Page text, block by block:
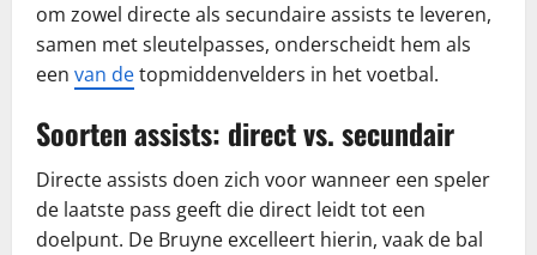
om zowel directe als secundaire assists te leveren,
samen met sleutelpasses, onderscheidt hem als
een van detopmiddenvelders in het voetbal.
Soorten assists: direct vs. secundair
Directe assists doen zich voor wanneer een speler
de laatste pass geeft die direct leidt tot een
doelpunt. De Bruyne excelleert hierin, vaak de bal